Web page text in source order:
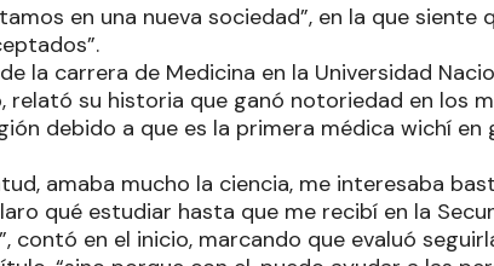
en una nueva sociedad”, en la que siente
la carrera de Medicina en la Universidad
relató su historia que ganó notoriedad en los
debido a que es la primera médica wichí en
amaba mucho la ciencia, me interesaba
qué estudiar hasta que me recibí en la
contó en el inicio, marcando que evaluó